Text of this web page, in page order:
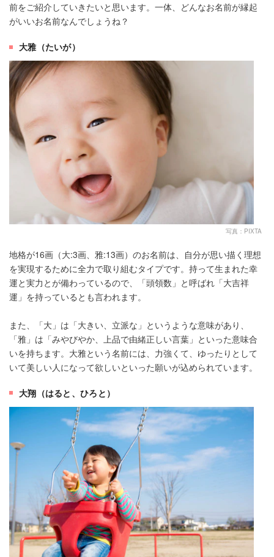
前をご紹介していきたいと思います。一体、どんなお名前が縁起
がいいお名前なんでしょうね？
大雅（たいが）
写真：PIXTA
地格が16画（大:3画、雅:13画）のお名前は、自分が思い描く理想
を実現するために全力で取り組むタイプです。持って生まれた幸
運と実力とが備わっているので、「頭領数」と呼ばれ「大吉祥
運」を持っているとも言われます。
また、「大」は「大きい、立派な」というような意味があり、
「雅」は「みやびやか、上品で由緒正しい言葉」といった意味合
いを持ちます。大雅という名前には、力強くて、ゆったりとして
いて美しい人になって欲しいといった願いが込められています。
大翔（はると、ひろと）